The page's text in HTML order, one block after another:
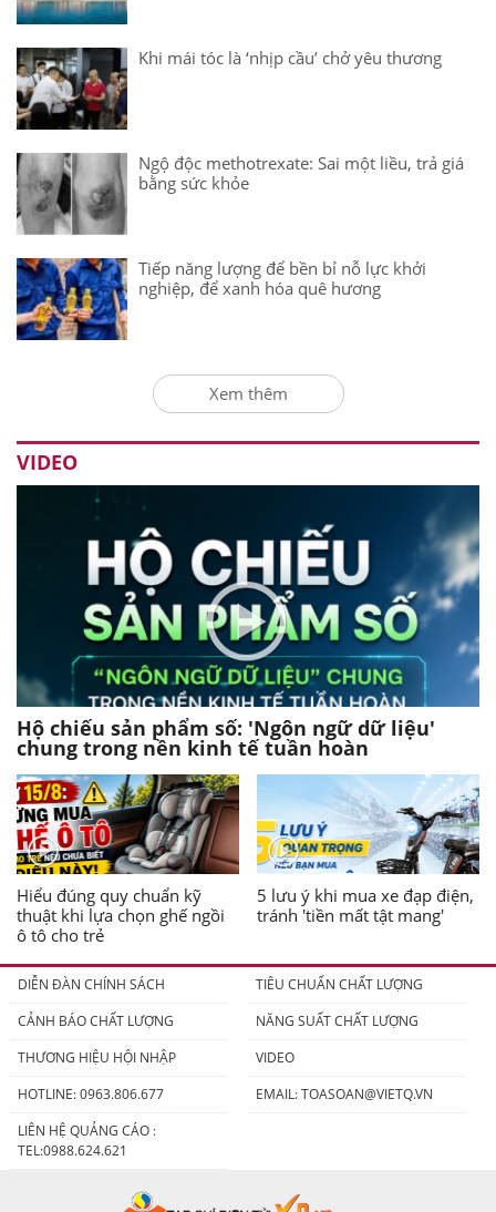
Khi mái tóc là ‘nhịp cầu’ chở yêu thương
Ngộ độc methotrexate: Sai một liều, trả giá
bằng sức khỏe
Tiếp năng lượng để bền bỉ nỗ lực khởi
nghiệp, để xanh hóa quê hương
Xem thêm
VIDEO
Hộ chiếu sản phẩm số: 'Ngôn ngữ dữ liệu'
chung trong nền kinh tế tuần hoàn
Hiểu đúng quy chuẩn kỹ
thuật khi lựa chọn ghế ngồi
ô tô cho trẻ
5 lưu ý khi mua xe đạp điện,
tránh 'tiền mất tật mang'
DIỄN ĐÀN CHÍNH SÁCH
TIÊU CHUẨN CHẤT LƯỢNG
CẢNH BÁO CHẤT LƯỢNG
NĂNG SUẤT CHẤT LƯỢNG
THƯƠNG HIỆU HỘI NHẬP
VIDEO
HOTLINE: 0963.806.677
EMAIL:TOASOAN@VIETQ.VN
LIÊN HỆ QUẢNG CÁO :
TEL:0988.624.621